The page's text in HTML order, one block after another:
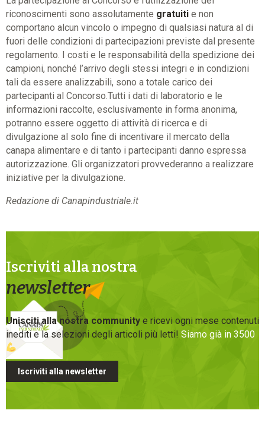
riconoscimenti sono assolutamente gratuiti e non
comportano alcun vincolo o impegno di qualsiasi natura al di
fuori delle condizioni di partecipazioni previste dal presente
regolamento. I costi e le responsabilità della spedizione dei
campioni, nonché l’arrivo degli stessi integri e in condizioni
tali da essere analizzabili, sono a totale carico dei
partecipanti al Concorso.Tutti i dati di laboratorio e le
informazioni raccolte, esclusivamente in forma anonima,
potranno essere oggetto di attività di ricerca e di
divulgazione al solo fine di incentivare il mercato della
canapa alimentare e di tanto i partecipanti danno espressa
autorizzazione. Gli organizzatori provvederanno a realizzare
iniziative per la divulgazione.
Redazione di Canapindustriale.it
Iscriviti alla nostra
newsletter
Unisciti alla nostra community e ricevi ogni mese contenuti
inediti e la selezioni degli articoli più letti! Siamo già in 3500
Iscriviti alla newsletter